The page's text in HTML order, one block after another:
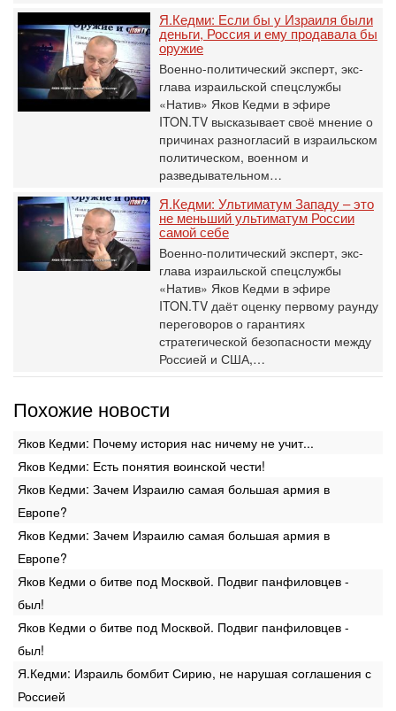
Я.Кедми: Если бы у Израиля были
деньги, Россия и ему продавала бы
оружие
Военно-политический эксперт, экс-
глава израильской спецслужбы
«Натив» Яков Кедми в эфире
ITON.TV высказывает своё мнение о
причинах разногласий в израильском
политическом, военном и
разведывательном…
Я.Кедми: Ультиматум Западу – это
не меньший ультиматум России
самой себе
Военно-политический эксперт, экс-
глава израильской спецслужбы
«Натив» Яков Кедми в эфире
ITON.TV даёт оценку первому раунду
переговоров о гарантиях
стратегической безопасности между
Россией и США,…
Похожие новости
Яков Кедми: Почему история нас ничему не учит...
Яков Кедми: Есть понятия воинской чести!
Яков Кедми: Зачем Израилю самая большая армия в
Европе?
Яков Кедми: Зачем Израилю самая большая армия в
Европе?
Яков Кедми о битве под Москвой. Подвиг панфиловцев -
был!
Яков Кедми о битве под Москвой. Подвиг панфиловцев -
был!
Я.Кедми: Израиль бомбит Сирию, не нарушая соглашения с
Россией